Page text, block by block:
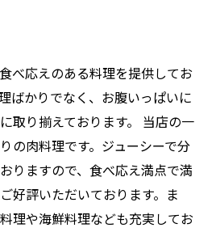
べ応えのある料理を提供してお
ばかりでなく、お腹いっぱいに
取り揃えております。 当店の一
の肉料理です。ジューシーで分
りますので、食べ応え満点で満
好評いただいております。ま
理や海鮮料理なども充実してお